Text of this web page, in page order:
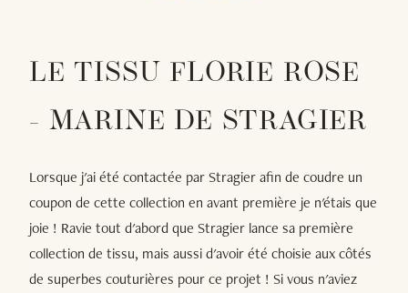
LE TISSU FLORIE ROSE
- MARINE DE STRAGIER
Lorsque j'ai été contactée par Stragier afin de coudre un
coupon de cette collection en avant première je n'étais que
joie ! Ravie tout d'abord que Stragier lance sa première
collection de tissu, mais aussi d'avoir été choisie aux côtés
de superbes couturières pour ce projet ! Si vous n'aviez